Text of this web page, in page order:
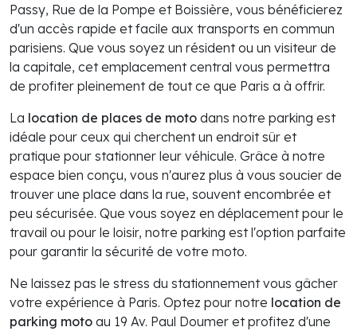
Passy, Rue de la Pompe et Boissière, vous bénéficierez
d'un accès rapide et facile aux transports en commun
parisiens. Que vous soyez un résident ou un visiteur de
la capitale, cet emplacement central vous permettra
de profiter pleinement de tout ce que Paris a à offrir.
La location de places de moto dans notre parking est
idéale pour ceux qui cherchent un endroit sûr et
pratique pour stationner leur véhicule. Grâce à notre
espace bien conçu, vous n'aurez plus à vous soucier de
trouver une place dans la rue, souvent encombrée et
peu sécurisée. Que vous soyez en déplacement pour le
travail ou pour le loisir, notre parking est l'option parfaite
pour garantir la sécurité de votre moto.
Ne laissez pas le stress du stationnement vous gâcher
votre expérience à Paris. Optez pour notre location de
parking moto au 19 Av. Paul Doumer et profitez d'une